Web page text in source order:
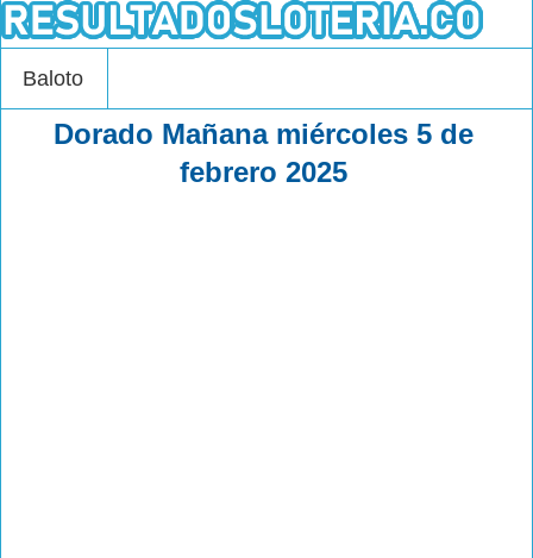
Baloto
Dorado Mañana miércoles 5 de
febrero 2025